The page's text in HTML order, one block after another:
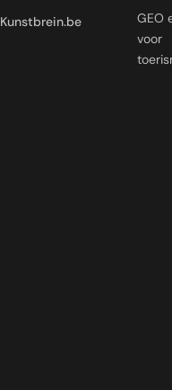
Kunstbrein.be
GEO
voor